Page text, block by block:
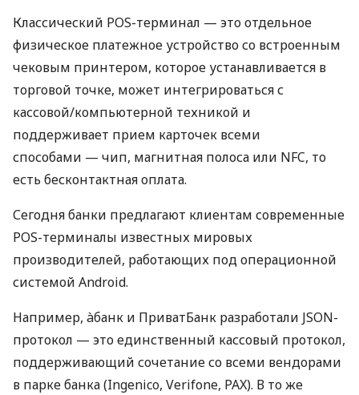
Классический POS-терминал — это отдельное
физическое платежное устройство со встроенным
чековым принтером, которое устанавливается в
торговой точке, может интегрироваться с
кассовой/компьютерной техникой и
поддерживает прием карточек всеми
способами — чип, магнитная полоса или NFC, то
есть бесконтактная оплата.
Сегодня банки предлагают клиентам современные
POS-терминалы известных мировых
производителей, работающих под операционной
системой Android.
Например, àбанк и ПриватБанк разработали JSON-
протокол — это единственный кассовый протокол,
поддерживающий сочетание со всеми вендорами
в парке банка (Ingenico, Verifone, PAX). В то же